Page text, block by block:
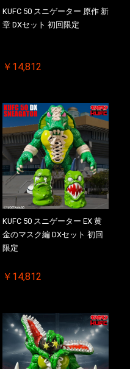
KUFC 50 スニゲーター 原作 新
章 DXセット 初回限定
￥14,812
KUFC 50 スニゲーター EX 黄
金のマスク編 DXセット 初回
限定
￥14,812